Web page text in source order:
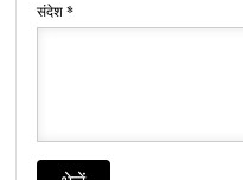
संदेश*